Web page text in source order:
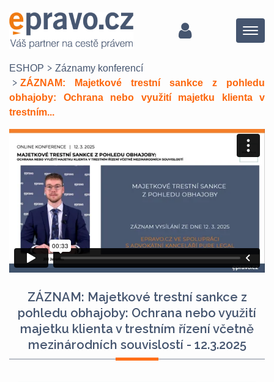
Menu
ESHOP
Záznamy konferencí
ZÁZNAM: Majetkové trestní sankce z pohledu
obhajoby: Ochrana nebo využití majetku klienta v
trestním...
ZÁZNAM: Majetkové trestní sankce z
pohledu obhajoby: Ochrana nebo využití
majetku klienta v trestním řízení včetně
mezinárodních souvislostí - 12.3.2025